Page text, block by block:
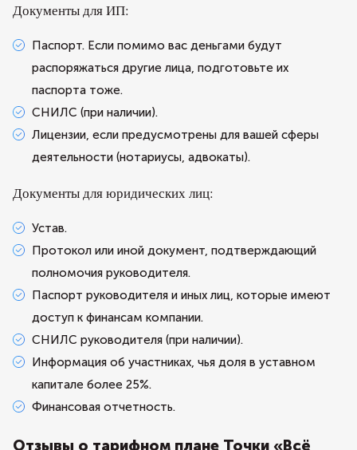
Документы для ИП:
Паспорт. Если помимо вас деньгами будут
распоряжаться другие лица, подготовьте их
паспорта тоже.
СНИЛС (при наличии).
Лицензии, если предусмотрены для вашей сферы
деятельности (нотариусы, адвокаты).
Документы для юридических лиц:
Устав.
Протокол или иной документ, подтверждающий
полномочия руководителя.
Паспорт руководителя и иных лиц, которые имеют
доступ к финансам компании.
СНИЛС руководителя (при наличии).
Информация об участниках, чья доля в уставном
капитале более 25%.
Финансовая отчетность.
Отзывы о тарифном плане Точки «Всё